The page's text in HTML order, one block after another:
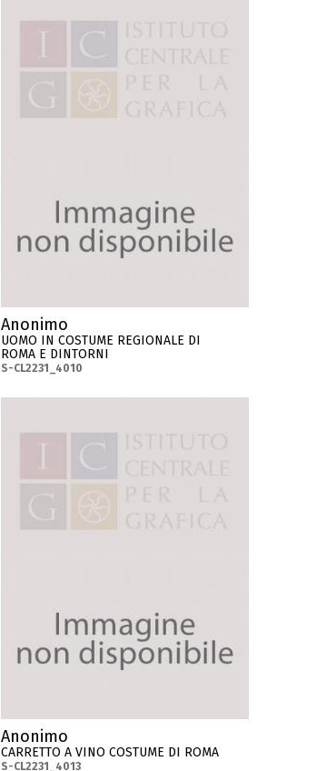
Anonimo
UOMO IN COSTUME REGIONALE DI
ROMA E DINTORNI
S-CL2231_4010
Anonimo
CARRETTO A VINO COSTUME DI ROMA
S-CL2231_4013